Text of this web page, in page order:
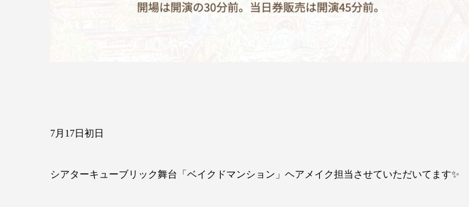
7月17日初日
シアターキューブリック舞台「ベイクドマンション」ヘアメイク担当させていただいてます✨